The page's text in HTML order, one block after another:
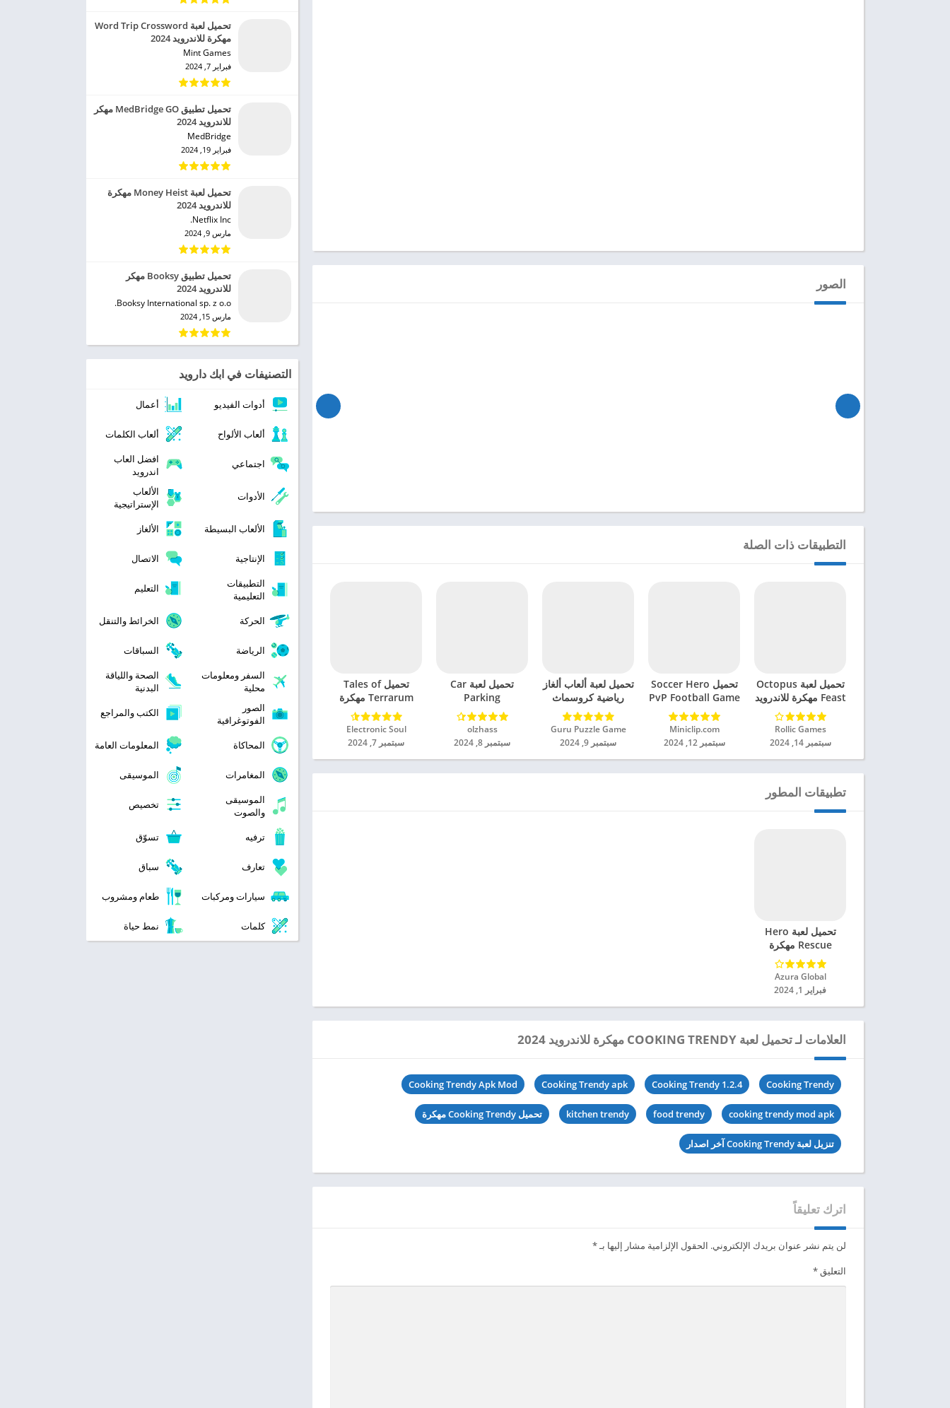
الصور
التطبيقات ذات الصلة
تحميل لعبة Octopus
Feast مهكرة للاندرويد
2024
Rollic Games‏
سبتمبر 14, 2024
تحميل Soccer Hero
PvP Football Game
مهكرة للاندرويد 2024
Miniclip.com‏
سبتمبر 12, 2024
تحميل لعبة ألعاب ألغاز
رياضية كروسماث
مهكرة للاندرويد 2024
Guru Puzzle Game‏
سبتمبر 9, 2024
تحميل لعبة Car
Parking
Multiplayer 2
مهكرة للاندرويد 2024
olzhass‏
سبتمبر 8, 2024
تحميل Tales of
Terrarum مهكرة
للاندرويد 2024
Electronic Soul‏
سبتمبر 7, 2024
تطبيقات المطور
تحميل لعبة Hero
Rescue مهكرة
للاندرويد 2024
Azura Global‏
فبراير 1, 2024
العلامات لـ تحميل لعبة COOKING TRENDY مهكرة للاندرويد 2024
Cooking Trendy
Cooking Trendy 1.2.4
Cooking Trendy apk
Cooking Trendy Apk Mod
cooking trendy mod apk
food trendy
kitchen trendy تحميل Cooking Trendy مهكرة
تنزيل لعبة Cooking Trendy آخر اصدار
اترك تعليقاً
لن يتم نشر عنوان بريدك الإلكتروني. الحقول الإلزامية مشار إليها بـ*
التعليق*
تحميل لعبة Word Trip Crossword
مهكرة للاندرويد 2024
Mint Games‏
فبراير 7, 2024
تحميل تطبيق MedBridge GO مهكر
للاندرويد 2024
MedBridge‏
فبراير 19, 2024
تحميل لعبة Money Heist مهكرة
للاندرويد 2024
Netflix Inc.‏
مارس 9, 2024
تحميل تطبيق Booksy مهكر
للاندرويد 2024
Booksy International sp. z o.o.‏
مارس 15, 2024
التصنيفات في ابك دارويد
أدوات الفيديو أعمال
ألعاب الألواح ألعاب الكلمات
اجتماعي
افضل العاب
اندرويد
الأدوات
الألعاب
الإستراتيجية
الألعاب البسيطة
الألغاز
الإنتاجية
الاتصال
التطبيقات
التعليمية
التعليم
الحركة الخرائط والتنقل
الرياضة
السباقات
السفر ومعلومات
محلية
الصحة واللياقة
البدنية
الصور
الفوتوغرافية
الكتب والمراجع
المحاكاة المعلومات العامة
المغامرات
الموسيقى
الموسيقى
والصوت
تخصيص
ترفيه تسوّق
تعارف سباق
سيارات ومركبات طعام ومشروب
كلمات نمط حياة